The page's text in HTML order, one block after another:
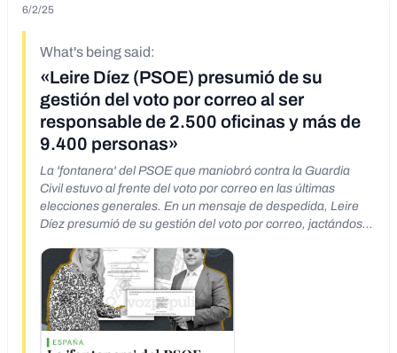
6/2/25
What's being said:
«Leire Díez (PSOE) presumió de su
gestión del voto por correo al ser
responsable de 2.500 oficinas y más de
9.400 personas»
La 'fontanera' del PSOE que maniobró contra la Guardia
Civil estuvo al frente del voto por correo en las últimas
elecciones generales. En un mensaje de despedida, Leire
Díez presumió de su gestión del voto por correo, jactándose
9.400 personas" Su partido aún no la ha sancionado ni
suspendido de militancia pese a las pruebas que la sitúan
ofreciendo favores a investigados.